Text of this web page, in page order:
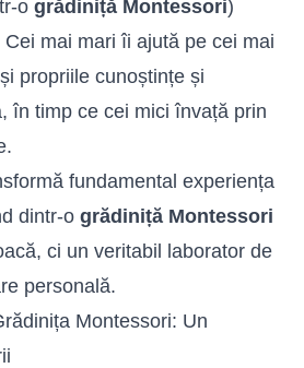
o grădiniță Montessori)
mai mari îi ajută pe cei mai
propriile cunoștințe și
în timp ce cei mici învață prin
fundamental experiența
dintr-o grădiniță Montessori
ci un veritabil laborator de
personală.
Montessori: Un